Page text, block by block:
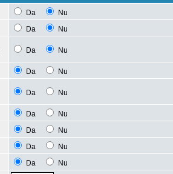
Da
Nu
Da
Nu
Da Nu
Da
Nu
Da Nu
Da
Nu
Da
Nu
Da
Nu
Da
Nu